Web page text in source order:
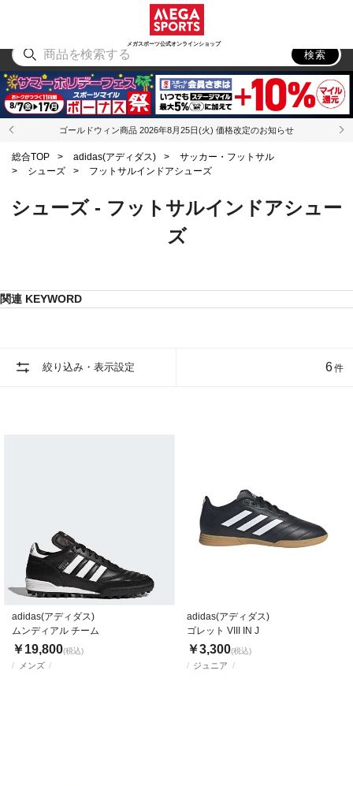
メガスポーツ公式オンラインショップ
アウトドア
検索
ゴールドウィン商品 2026年8月25日(火) 価格改定のお知らせ
総合TOP > adidas(アディダス) >
サッカー・フットサル
>
シューズ > フットサルインドアシューズ
シューズ - フットサルインドアシュー
ズ
関連 KEYWORD
絞り込み・表示設定 6件
メンズ
adidas(アディダス)
ムンディアル チーム
￥19,800(税込)
ジュニア
adidas(アディダス)
ゴレット VIII IN J
￥3,300(税込)